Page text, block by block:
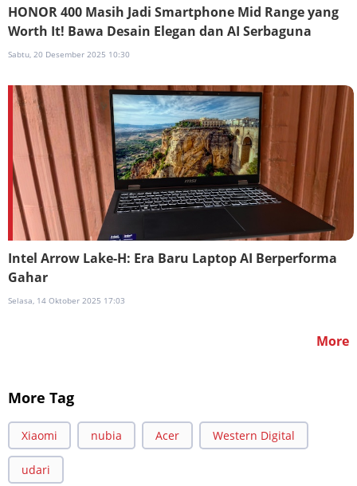
HONOR 400 Masih Jadi Smartphone Mid Range yang
Worth It! Bawa Desain Elegan dan AI Serbaguna
Sabtu, 20 Desember 2025 10:30
Intel Arrow Lake-H: Era Baru Laptop AI Berperforma
Gahar
Selasa, 14 Oktober 2025 17:03
More
More Tag
Xiaomi nubia Acer Western Digital
udari